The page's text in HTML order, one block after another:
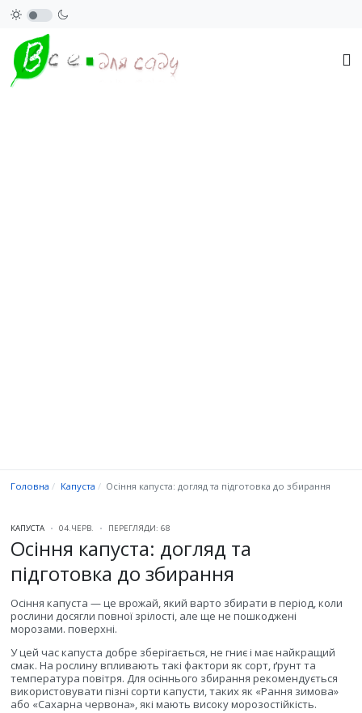
Головна Капуста Осіння капуста: догляд та підготовка до збирання
КАПУСТА 04.ЧЕРВ. ПЕРЕГЛЯДИ: 68
Осіння капуста: догляд та
підготовка до збирання
Осіння капуста — це врожай, який варто збирати в період, коли
рослини досягли повної зрілості, але ще не пошкоджені
морозами. поверхні.
У цей час капуста добре зберігається, не гниє і має найкращий
смак. На рослину впливають такі фактори як сорт, ґрунт та
температура повітря. Для осіннього збирання рекомендується
використовувати пізні сорти капусти, таких як «Рання зимова»
або «Сахарна червона», які мають високу морозостійкість.